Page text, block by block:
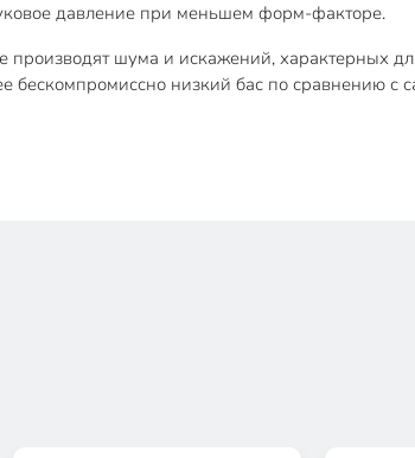
давление при меньшем форм-факторе.
производят шума и искажений, характерных
низкий бас по сравнению с